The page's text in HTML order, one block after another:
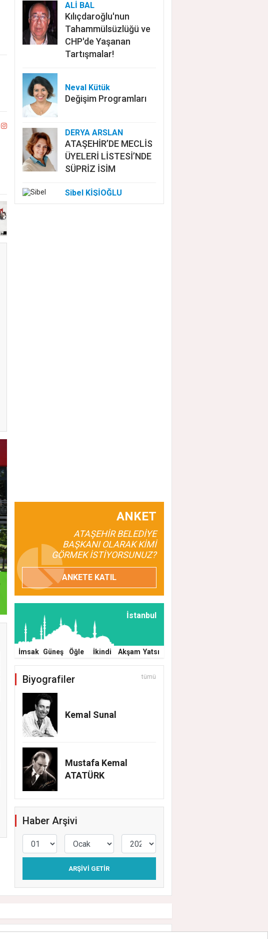
Duran Acar'dan İlk Adım: "Büyük Ataşehir
ALİ BAL
Kılıçdaroğlu'nun
Tahammülsüzlüğü ve
CHP'de Yaşanan
Tartışmalar!
Neval Kütük
Değişim Programları
DERYA ARSLAN
ATAŞEHİR’DE MECLİS
ÜYELERİ LİSTESİ’NDE
SÜPRİZ İSİM
Sibel KİŞİOĞLU
EUROVISION'DA
ANKET
ATAŞEHİR BELEDİYE
BAŞKANI OLARAK KİMİ
GÖRMEK İSTİYORSUNUZ?
ANKETE KATIL
İstanbul
İmsak Güneş Öğle İkindi Akşam Yatsı
Biyografiler tümü
Kemal Sunal
Mustafa Kemal
ATATÜRK
Haber Arşivi
ARŞIVI GETIR